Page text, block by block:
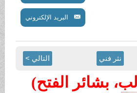
البريد الإلكتروني
نثر فني التالي >
بشائر الفتح)